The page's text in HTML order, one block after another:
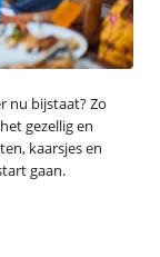
nu bijstaat? Zo
gezellig en
kaarsjes en
gaan.